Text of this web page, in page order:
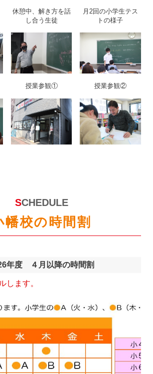
休憩中、解き方を話
し合う生徒
月2回の小学生テス
トの様子
授業参観① 授業参観②
SCHEDULE
幡校の時間割
年度 ４月以降の時間割
します。